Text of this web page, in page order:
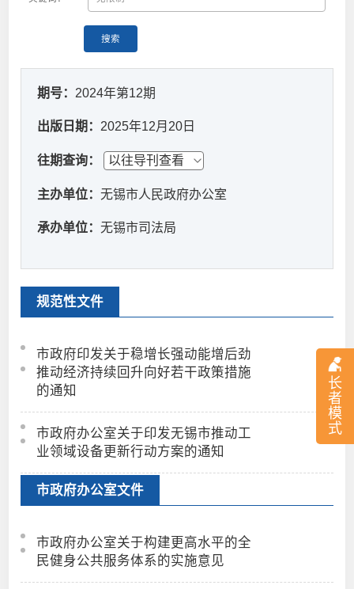
长
者
模
式
搜索
期号： 2024年第12期
出版日期： 2025年12月20日
往期查询：
主办单位：无锡市人民政府办公室
承办单位：无锡市司法局
规范性文件
市政府印发关于稳增长强动能增后劲
推动经济持续回升向好若干政策措施
的通知
市政府办公室关于印发无锡市推动工
业领域设备更新行动方案的通知
市政府办公室文件
市政府办公室关于构建更高水平的全
民健身公共服务体系的实施意见